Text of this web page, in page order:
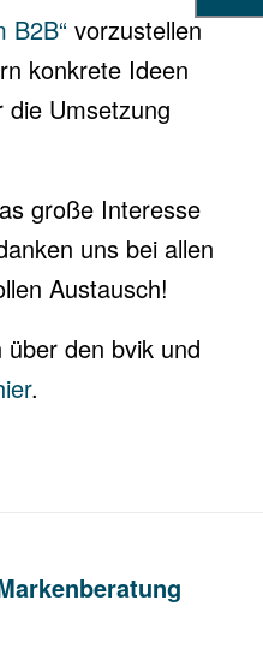
B2B“ vorzustellen
konkrete Ideen
die Umsetzung
große Interesse
uns bei allen
Austausch!
den bvik und
.